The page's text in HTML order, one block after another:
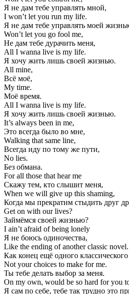
Я не дам тебе управлять мной,
I won’t let you run my life.
Я не дам тебе управлять моей
Won’t let you go fool me,
Не дам тебе дурачить меня,
All I wanna live is my life.
Я хочу жить лишь своей жизнью.
All mine,
Всё моё,
My time.
Моё время.
All I wanna live is my life.
Я хочу жить лишь своей жизнью.
It’s always been in me,
Это всегда было во мне,
Walking that same line,
Всегда иду по тому же пути,
No lies.
Без обмана.
For all those that hear me
Скажу тем, кто слышит меня,
When we will give up this shaming,
Когда мы прекратим стыдить друг
Get on with our lives?
Займёмся своей жизнью?
I ain’t afraid of being lonely
Я не боюсь одиночества,
Like the ending of another classic novel.
Как конец ещё одного
Not your choices to make for me.
Ты тебе делать выбор за меня.
On my own, would be so hard for you
Я сам по себе, тебе так трудно это